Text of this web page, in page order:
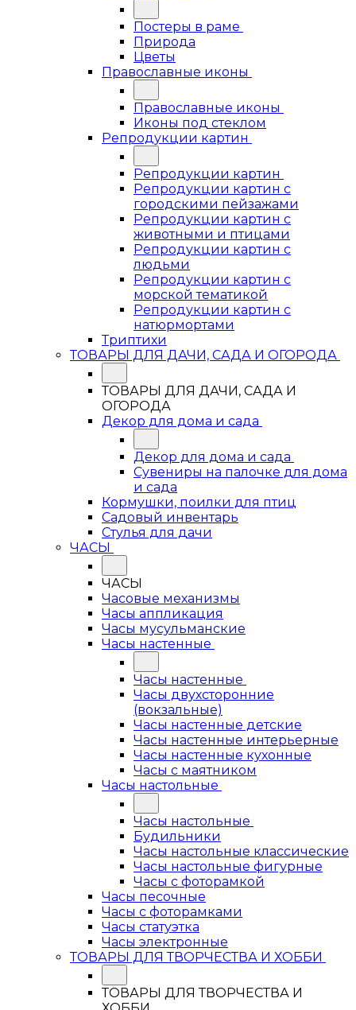
Постеры в раме
Природа
Цветы
Православные иконы
Православные иконы
Иконы под стеклом
Репродукции картин
Репродукции картин
Репродукции картин с
городскими пейзажами
Репродукции картин с
животными и птицами
Репродукции картин с
людьми
Репродукции картин с
морской тематикой
Репродукции картин с
натюрмортами
Триптихи
ТОВАРЫ ДЛЯ ДАЧИ, САДА И ОГОРОДА
ТОВАРЫ ДЛЯ ДАЧИ, САДА И
ОГОРОДА
Декор для дома и сада
Декор для дома и сада
Сувениры на палочке для дома
и сада
Кормушки, поилки для птиц
Садовый инвентарь
Стулья для дачи
ЧАСЫ
ЧАСЫ
Часовые механизмы
Часы аппликация
Часы мусульманские
Часы настенные
Часы настенные
Часы двухсторонние
(вокзальные)
Часы настенные детские
Часы настенные интерьерные
Часы настенные кухонные
Часы с маятником
Часы настольные
Часы настольные
Будильники
Часы настольные классические
Часы настольные фигурные
Часы с фоторамкой
Часы песочные
Часы с фоторамками
Часы статуэтка
Часы электронные
ТОВАРЫ ДЛЯ ТВОРЧЕСТВА И ХОББИ
ТОВАРЫ ДЛЯ ТВОРЧЕСТВА И